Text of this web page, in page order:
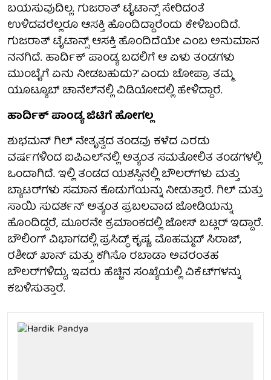
ಬಯಸುವುದಿಲ್ಲ. ಗುಜರಾತ್ ಟೈಟಾನ್ಸ್ ಸೇರಿದಂತೆ
ಉಳಿದವರೆಲ್ಲರೂ ಆಸಕ್ತಿ ಹೊಂದಿದ್ದಾರೆಂದು ಕೇಳಿಬಂದಿದೆ.
ಗುಜರಾತ್ ಟೈಟಾನ್ಸ್ ಆಸಕ್ತಿ ಹೊಂದಿದೆಯೇ ಎಂಬ ಅನುಮಾನ
ನನಗಿದೆ. ಹಾರ್ದಿಕ್ ಪಾಂಡ್ಯ ಬದಲಿಗೆ ಆ ಏಳು ತಂಡಗಳು
ಮುಂಬೈಗೆ ಏನು ನೀಡಬಹುದು?' ಎಂದು ಚೋಪ್ರಾ ತಮ್ಮ
ಯೂಟ್ಯೂಬ್ ಚಾನೆಲ್‌ನಲ್ಲಿ ವಿಡಿಯೋದಲ್ಲಿ ಹೇಳಿದ್ದಾರೆ.
ಹಾರ್ದಿಕ್ ಪಾಂಡ್ಯ ಜಿಟಿಗೆ ಹೋಗಲ್ಲ
ಶುಭಮನ್ ಗಿಲ್ ನೇತೃತ್ವದ ತಂಡವು ಕಳೆದ ಎರಡು
ವರ್ಷಗಳಿಂದ ಐಪಿಎಲ್‌ನಲ್ಲಿ ಅತ್ಯಂತ ಸಮತೋಲಿತ ತಂಡಗಳಲ್ಲಿ
ಒಂದಾಗಿದೆ. ಇಲ್ಲಿ ತಂಡದ ಯಶಸ್ಸಿನಲ್ಲಿ ಬೌಲರ್‌ಗಳು ಮತ್ತು
ಬ್ಯಾಟರ್‌ಗಳು ಸಮಾನ ಕೊಡುಗೆಯನ್ನು ನೀಡುತ್ತಾರೆ. ಗಿಲ್ ಮತ್ತು
ಸಾಯಿ ಸುದರ್ಶನ್ ಅತ್ಯಂತ ಪ್ರಬಲವಾದ ಜೋಡಿಯನ್ನು
ಹೊಂದಿದ್ದರೆ, ಮೂರನೇ ಕ್ರಮಾಂಕದಲ್ಲಿ ಜೋಸ್ ಬಟ್ಲರ್ ಇದ್ದಾರೆ.
ಬೌಲಿಂಗ್ ವಿಭಾಗದಲ್ಲಿ ಪ್ರಸಿದ್ಧ್ ಕೃಷ್ಣ, ಮೊಹಮ್ಮದ್ ಸಿರಾಜ್,
ರಶೀದ್ ಖಾನ್ ಮತ್ತು ಕಗಿಸೊ ರಬಾಡಾ ಅವರಂತಹ
ಬೌಲರ್‌ಗಳಿದ್ದು, ಇವರು ಹೆಚ್ಚಿನ ಸಂಖ್ಯೆಯಲ್ಲಿ ವಿಕೆಟ್‌ಗಳನ್ನು
ಕಬಳಿಸುತ್ತಾರೆ.